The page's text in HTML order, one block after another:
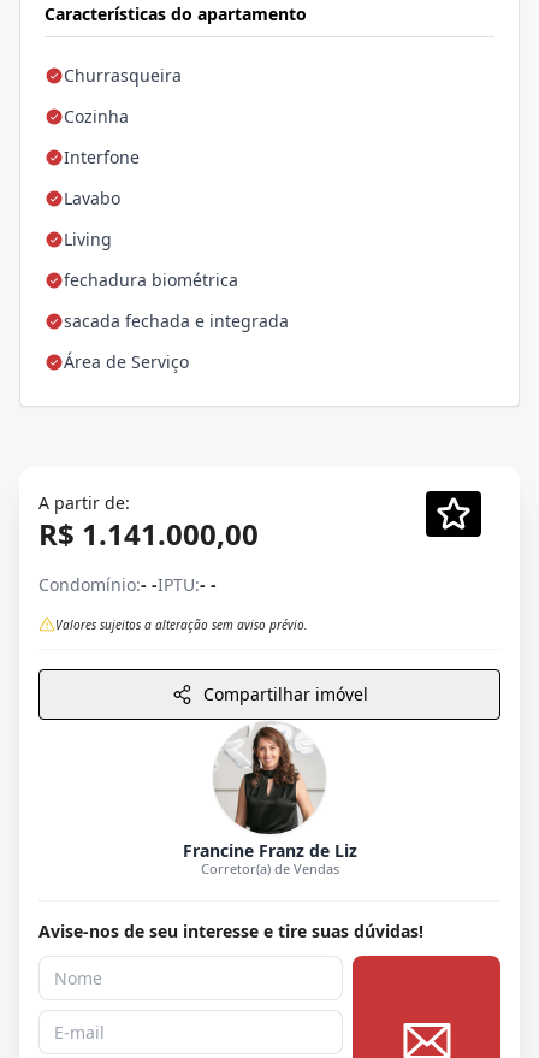
Características do apartamento
Churrasqueira
Cozinha
Interfone
Lavabo
Living
fechadura biométrica
sacada fechada e integrada
Área de Serviço
A partir de:
R$ 1.141.000,00
Condomínio:- -IPTU:- -
Valores sujeitos a alteração sem aviso prévio.
Compartilhar imóvel
Francine Franz de Liz
Corretor(a) de Vendas
Avise-nos de seu interesse e tire suas dúvidas!